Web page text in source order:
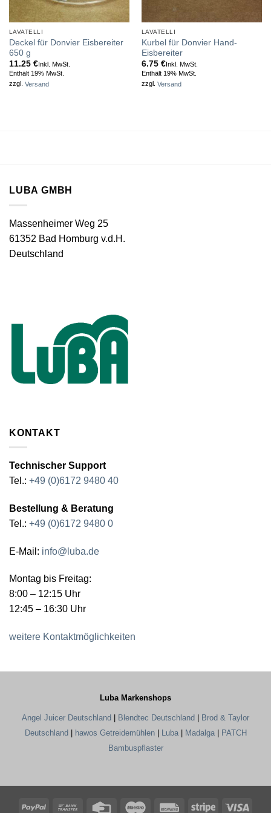
LAVATELLI
Deckel für Donvier Eisbereiter
650 g
11.25 €Inkl. MwSt.
Enthält 19% MwSt.
zzgl. Versand
LAVATELLI
Kurbel für Donvier Hand-
Eisbereiter
6.75 €Inkl. MwSt.
Enthält 19% MwSt.
zzgl. Versand
LUBA GMBH
Massenheimer Weg 25
61352 Bad Homburg v.d.H.
Deutschland
KONTAKT
Technischer Support
Tel.: +49 (0)6172 9480 40
Bestellung & Beratung
Tel.: +49 (0)6172 9480 0
E-Mail: info@luba.de
Montag bis Freitag:
8:00 – 12:15 Uhr
12:45 – 16:30 Uhr
weitere Kontaktmöglichkeiten
Luba Markenshops
Angel Juicer Deutschland Blendtec Deutschland
Brod & Taylor
Deutschland
hawos Getreidemühlen| Luba| Madalga|
PATCH
Bambuspflaster
PayPal Bank Credit Maestro RechungStripe